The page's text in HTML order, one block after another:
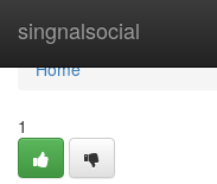
singnalsocial
Home
Home
1